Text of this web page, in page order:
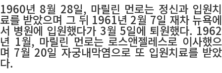
1960년 8월 28일, 마릴린 먼로는 정신과 입원치
료를 받았으며 그 뒤 1961년 2월 7일 재차 뉴욕에
서 병원에 입원했다가 3월 5일에 퇴원했다. 1962
년 1월, 마릴린 먼로는 로스앤젤레스로 이사했으
며 7월 20일 자궁내막염으로 또 입원치료를 받았
다.